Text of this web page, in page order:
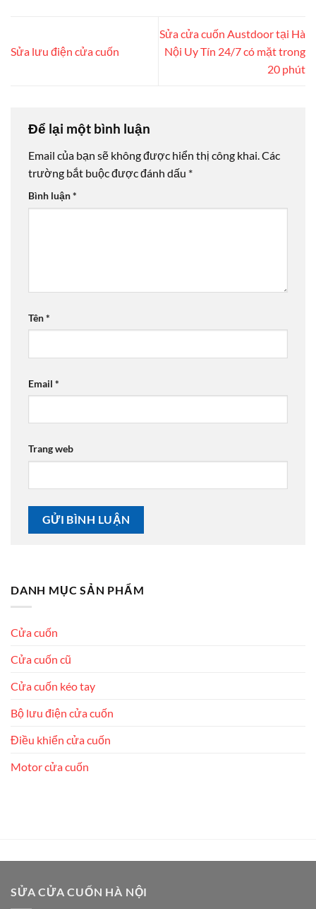
DANH MỤC SẢN PHẨM
Cửa cuốn
Cửa cuốn cũ
Cửa cuốn kéo tay
Bộ lưu điện cửa cuốn
Điều khiển cửa cuốn
Motor cửa cuốn
Sửa lưu điện cửa cuốn
Sửa cửa cuốn Austdoor tại Hà
Nội Uy Tín 24/7 có mặt trong
20 phút
Để lại một bình luận
Email của bạn sẽ không được hiển thị công khai.Các
trường bắt buộc được đánh dấu *
Bình luận*
Tên*
Email *
Trang web
SỬA CỬA CUỐN HÀ NỘI